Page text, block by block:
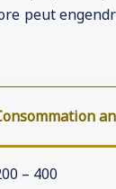
peut
– 400